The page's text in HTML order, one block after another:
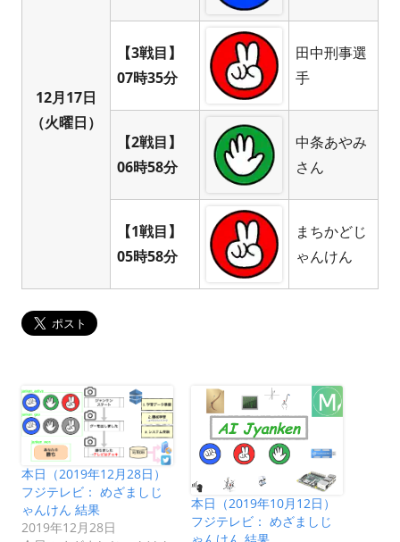
12月17日
（火曜日）
【3戦目】
07時35分
田中刑事選
手
【2戦目】
06時58分
中条あやみ
さん
【1戦目】
05時58分
まちかどじ
ゃんけん
本日（2019年12月28日）
フジテレビ： めざましじ
ゃんけん 結果
2019年12月28日
本日（2019年10月12日）
フジテレビ： めざましじ